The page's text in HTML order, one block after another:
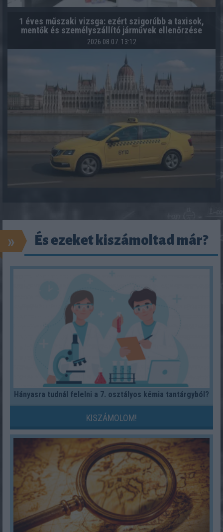
1 éves műszaki vizsga: ezért szigorúbb a taxisok,
mentők és személyszállító járművek ellenőrzése
2026.08.07. 13:12
» És ezeket kiszámoltad már?
Hányasra tudnál felelni a 7. osztályos kémia tantárgyból?
KISZÁMOLOM!